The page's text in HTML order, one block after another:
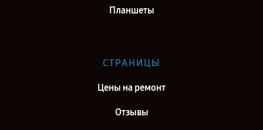
Планшеты
СТРАНИЦЫ
Цены на ремонт
Отзывы